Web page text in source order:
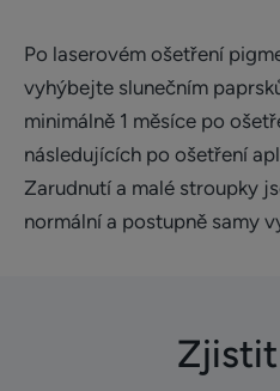
Po laserovém ošetření
vyhýbejte slunečním
minimálně 1 měsíce po
následujících po ošetření
Zarudnutí a malé stroupky
normální a postupně samy